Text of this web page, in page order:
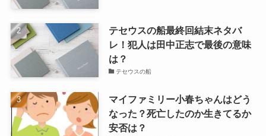
テセウスの船最終回結末ネタバ
レ！犯人は田中正志で最後の意味
は？
テセウスの船
マイファミリー小春ちゃんはどう
なった？死亡したのか生きてるか
安否は？